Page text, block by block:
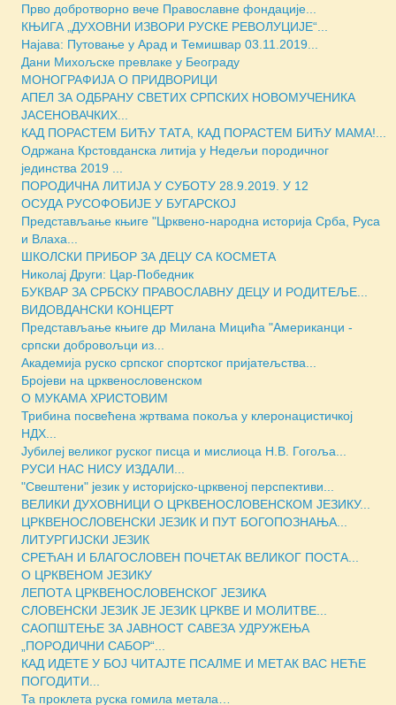
Прво добротворно вече Православне фондације...
КЊИГА „ДУХОВНИ ИЗВОРИ РУСКЕ РЕВОЛУЦИJЕ“...
Најава: Путовање у Арад и Темишвар 03.11.2019...
Дани Михољске превлаке у Београду
МОНОГРАФИЈА О ПРИДВОРИЦИ
АПЕЛ ЗА ОДБРАНУ СВЕТИХ СРПСКИХ НОВОМУЧЕНИКА
ЈАСЕНОВАЧКИХ...
КАД ПОРАСТЕМ БИЋУ ТАТА, КАД ПОРАСТЕМ БИЋУ МАМА!...
Одржана Крстовданска литија у Недељи породичног
јединства 2019 ...
ПОРОДИЧНА ЛИТИЈА У СУБОТУ 28.9.2019. У 12
ОСУДА РУСОФОБИЈЕ У БУГАРСКОЈ
Представљање књиге "Црквено-народна историја Срба, Руса
и Влаха...
ШКОЛСКИ ПРИБОР ЗА ДЕЦУ СА КОСМЕТА
Николај Други: Цар-Победник
БУКВАР ЗА СРБСКУ ПРАВОСЛАВНУ ДЕЦУ И РОДИТЕЉЕ...
ВИДОВДАНСКИ КОНЦЕРТ
Представљање књиге др Милана Мицића "Американци -
српски добровољци из...
Академија руско српског спортског пријатељства...
Бројеви на црквенословенском
О МУКАМА ХРИСТОВИМ
Трибина посвећена жртвама покоља у клеронацистичкој
НДХ...
Јубилеј великог руског писца и мислиоца Н.В. Гогоља...
РУСИ НАС НИСУ ИЗДАЛИ...
"Свештени" језик у историјско-црквеној перспективи...
ВЕЛИКИ ДУХОВНИЦИ О ЦРКВЕНОСЛОВЕНСКОМ ЈЕЗИКУ...
ЦРКВЕНОСЛОВЕНСКИ ЈЕЗИК И ПУТ БОГОПОЗНАЊА...
ЛИТУРГИЈСКИ ЈЕЗИК
СРЕЋАН И БЛАГОСЛОВЕН ПОЧЕТАК ВЕЛИКОГ ПОСТА...
О ЦРКВЕНОМ ЈЕЗИКУ
ЛЕПОТА ЦРКВЕНОСЛОВЕНСКОГ ЈЕЗИКА
СЛОВЕНСКИ ЈЕЗИК ЈЕ ЈЕЗИК ЦРКВЕ И МОЛИТВЕ...
САОПШТЕЊЕ ЗА ЈАВНОСТ САВЕЗА УДРУЖЕЊА
„ПОРОДИЧНИ САБОР“...
КАД ИДЕТЕ У БОЈ ЧИТАЈТЕ ПСАЛМЕ И МЕТАК ВАС НЕЋЕ
ПОГОДИТИ...
Та проклета руска гомила метала…